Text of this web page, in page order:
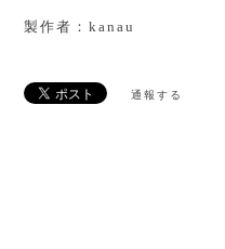
製作者：kanau
通報する